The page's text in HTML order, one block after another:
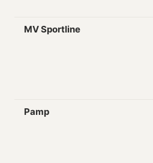
MV Sportline
Pamp